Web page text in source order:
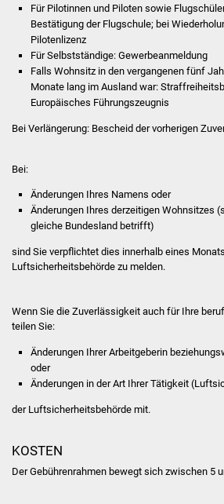
Für Pilotinnen und Piloten sowie
Bestätigung der Flugschule; bei
Pilotenlizenz
Für Selbstständige: Gewerbeanmeldung
Falls Wohnsitz in den vergangenen fünf
Monate lang im Ausland war:
Europäisches Führungszeugnis
Bei Verlängerung: Bescheid der vorherigen
Bei:
Änderungen Ihres Namens oder
Änderungen Ihres derzeitigen Wohnsitzes
gleiche Bundesland betrifft)
​​​​​​​sind Sie verpflichtet dies innerhalb eines
Luftsicherheitsbehörde zu melden.
​​​​​​​Wenn Sie die Zuverlässigkeit auch für Ihre
teilen Sie:
Änderungen Ihrer Arbeitgeberin
oder
Änderungen in der Art Ihrer Tätigkeit
​​​​​​​der Luftsicherheitsbehörde mit.
KOSTEN
Der Gebührenrahmen bewegt sich zwischen 5